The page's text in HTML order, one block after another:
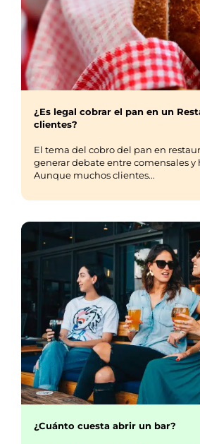
¿Es legal cobrar el pan en un
clientes?
El tema del cobro del pan en
generar debate entre comensales y
Aunque muchos clientes...
¿Cuánto cuesta abrir un bar?